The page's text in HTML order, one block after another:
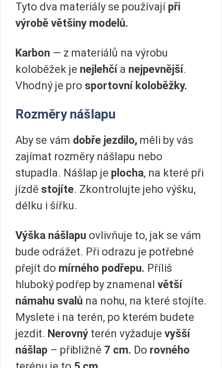
Tyto dva materiály se používají při
výrobě většiny modelů.
Karbon — z materiálů na výrobu
koloběžek je nejlehčí a nejpevnější.
Vhodný je pro sportovní koloběžky.
Rozměry nášlapu
Aby se vám dobře jezdilo, měli by vás
zajímat rozměry nášlapu nebo
stupadla. Nášlap je plocha, na které při
jízdě stojíte. Zkontrolujte jeho výšku,
délku i šířku.
Výška nášlapu ovlivňuje to, jak se vám
bude odrážet. Při odrazu je potřebné
přejít do mírného podřepu. Příliš
hluboký podřep by znamenal větší
námahu svalů na nohu, na které stojíte.
Myslete i na terén, po kterém budete
jezdit. Nerovný terén vyžaduje vyšší
nášlap – přibližně 7 cm. Do rovného